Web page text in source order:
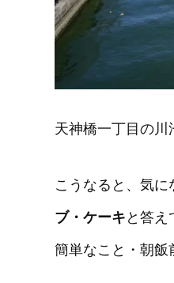
天神橋一丁目の川
こうなると、気に
ブ・ケーキ と答え
簡単なこと・朝飯